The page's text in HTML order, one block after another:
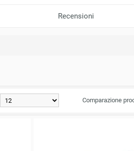
Recensioni
Comparazione